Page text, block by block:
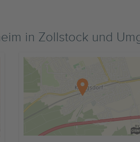
in Zollstock und